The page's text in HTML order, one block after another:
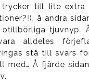
trycker till lite extra
å andra
tjuvnyp.
alldeles
stå till svars
med… Å fjärde